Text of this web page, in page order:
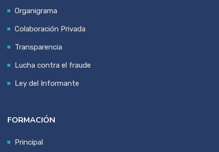
Organigrama
Colaboración Privada
Transparencia
Lucha contra el fraude
Ley del Informante
FORMACIÓN
Principal